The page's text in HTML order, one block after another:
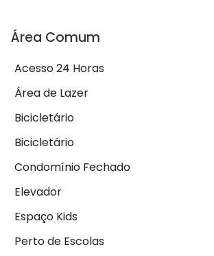
Área Comum
Acesso 24 Horas
Área de Lazer
Bicicletário
Bicicletário
Condomínio Fechado
Elevador
Espaço Kids
Perto de Escolas